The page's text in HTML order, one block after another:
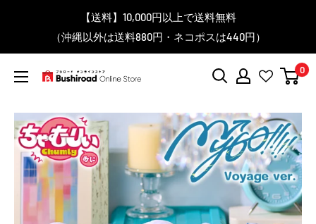
▼送料をおトクにお買物する方法をご紹介♪
【こちらをクリック】
【送料】10,000円以上で送料無料
（沖縄以外は送料880円・ネコポスは440円）
▼「作品・ブランドから探す」で
欲しい商品を手に入れよう！
▼スムーズに商品を探すなら、
「カテゴリーから探す」を活用しよう！
▼お気に入り登録機能を活用しよう♪
【こちらをクリック】
ブ
ロ
ー
ド
オ
ン
ラ
0